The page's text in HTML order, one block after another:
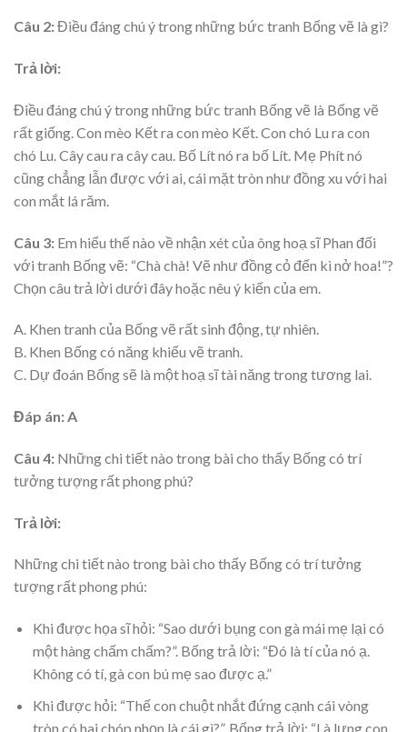
Câu 2:Điều đáng chú ý trong những bức tranh Bống vẽ là gì?
Trả lời:
Điều đáng chú ý trong những bức tranh Bống vẽ là Bống vẽ
rất giống. Con mèo Kết ra con mèo Kết. Con chó Lu ra con
chó Lu. Cây cau ra cây cau. Bố Lít nó ra bố Lít. Mẹ Phít nó
cũng chẳng lẫn được với ai, cái mặt tròn như đồng xu với hai
con mắt lá răm.
Câu 3: Em hiểu thế nào về nhận xét của ông hoạ sĩ Phan đối
với tranh Bống vẽ: “Chà chà! Vẽ như đồng cỏ đến kì nở hoa!”?
Chọn câu trả lời dưới đây hoặc nêu ý kiến của em.
A. Khen tranh của Bống vẽ rất sinh động, tự nhiên.
B. Khen Bống có năng khiếu vẽ tranh.
C. Dự đoán Bống sẽ là một hoạ sĩ tài năng trong tương lai.
Đáp án: A
Câu 4: Những chi tiết nào trong bài cho thấy Bống có trí
tưởng tượng rất phong phú?
Trả lời:
Những chi tiết nào trong bài cho thấy Bống có trí tưởng
tượng rất phong phú:
Khi được họa sĩ hỏi: “Sao dưới bụng con gà mái mẹ lại có
một hàng chấm chấm?”. Bống trả lời: “Đó là tí của nó ạ.
Không có tí, gà con bú mẹ sao được ạ.”
Khi được hỏi: “Thế con chuột nhắt đứng cạnh cái vòng
tròn có hai chóp nhọn là cái gì?”. Bống trả lời: “Là lưng con